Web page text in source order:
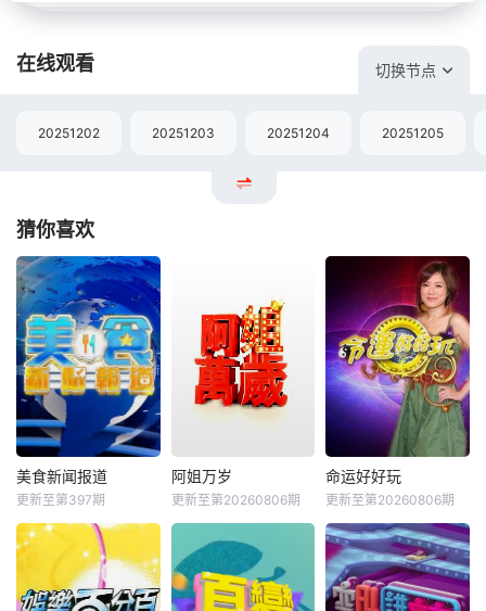
在线观看 切换节点
20251202 20251203 20251204 20251205
猜你喜欢
美食新闻报道
更新至第397期
阿姐万岁
更新至第20260806期
命运好好玩
更新至第20260806期